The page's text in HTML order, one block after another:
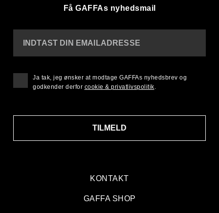
Få GAFFAs nyhedsmail
KONTAKT
GAFFA SHOP
INDTAST DIN EMAILADRESSE
TILMELD
Ja tak, jeg ønsker at modtage GAFFAs nyhedsbrev og
godkender derfor cookie & privatlivspolitik.